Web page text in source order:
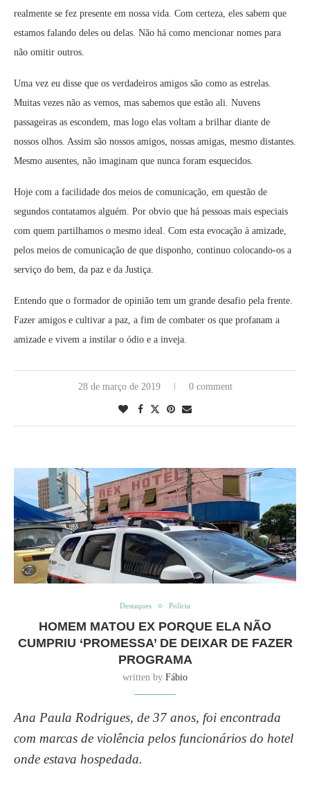
realmente se fez presente em nossa vida. Com certeza, eles sabem que
estamos falando deles ou delas. Não há como mencionar nomes para
não omitir outros.
Uma vez eu disse que os verdadeiros amigos são como as estrelas.
Muitas vezes não as vemos, mas sabemos que estão ali. Nuvens
passageiras as escondem, mas logo elas voltam a brilhar diante de
nossos olhos. Assim são nossos amigos, nossas amigas, mesmo distantes.
Mesmo ausentes, não imaginam que nunca foram esquecidos.
Hoje com a facilidade dos meios de comunicação, em questão de
segundos contatamos alguém. Por obvio que há pessoas mais especiais
com quem partilhamos o mesmo ideal. Com esta evocação à amizade,
pelos meios de comunicação de que disponho, continuo colocando-os a
serviço do bem, da paz e da Justiça.
Entendo que o formador de opinião tem um grande desafio pela frente.
Fazer amigos e cultivar a paz, a fim de combater os que profanam a
amizade e vivem a instilar o ódio e a inveja.
28 de março de 2019 0 comment
Destaques Polícia
HOMEM MATOU EX PORQUE ELA NÃO
CUMPRIU ‘PROMESSA’ DE DEIXAR DE FAZER
PROGRAMA
written by Fábio
Ana Paula Rodrigues, de 37 anos, foi encontrada
com marcas de violência pelos funcionários do hotel
onde estava hospedada.